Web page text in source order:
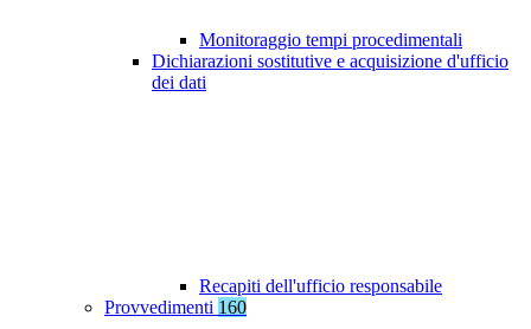
Monitoraggio tempi procedimentali
Dichiarazioni sostitutive e acquisizione d'ufficio
dei dati
Recapiti dell'ufficio responsabile
Provvedimenti 160